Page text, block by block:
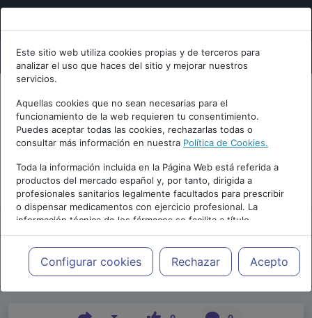
Este sitio web utiliza cookies propias y de terceros para
analizar el uso que haces del sitio y mejorar nuestros
servicios.
Aquellas cookies que no sean necesarias para el
funcionamiento de la web requieren tu consentimiento.
Puedes aceptar todas las cookies, rechazarlas todas o
consultar más información en nuestra Política de Cookies.
Toda la información incluida en la Página Web está referida a
productos del mercado español y, por tanto, dirigida a
profesionales sanitarios legalmente facultados para prescribir
o dispensar medicamentos con ejercicio profesional. La
información técnica de los fármacos se facilita a título
meramente informativo, siendo responsabilidad de los
profesionales facultados prescribir medicamentos y decidir, en
cada caso concreto, el tratamiento más adecuado a las
necesidades del paciente.
Configurar cookies Rechazar Acepto
Repositorio de Artículos |Blogs| Blog de
psiquiatria.com|